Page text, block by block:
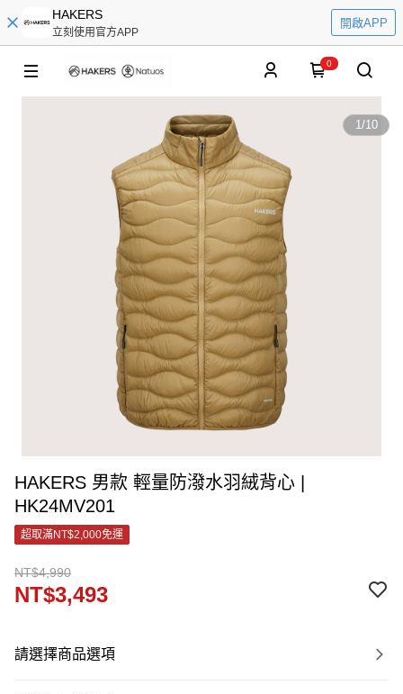
HAKERS
立刻使用官方APP
開啟APP
0
1/10
HAKERS 男款 輕量防潑水羽絨背心 |
HK24MV201
超取滿NT$2,000免運
NT$4,990
NT$3,493
請選擇商品選項